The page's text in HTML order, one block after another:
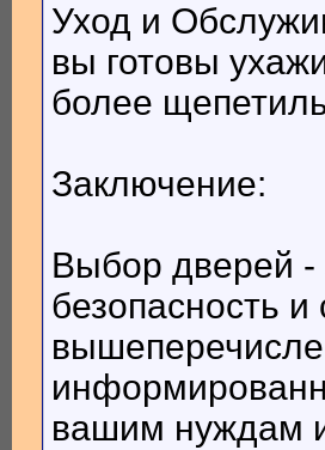
Уход и
вы готовы
более
Заключение:
Выбор дверей -
безопасность
вашим нуждам